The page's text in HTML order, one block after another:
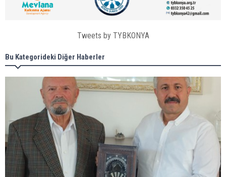
Tweets by TYBKONYA
Bu Kategorideki Diğer Haberler